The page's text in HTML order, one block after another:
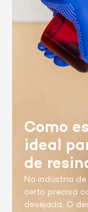
Como
ideal
de
Na indústria
certo precisa
desejada. O